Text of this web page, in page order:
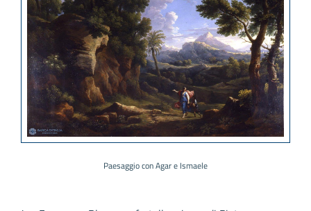
Paesaggio con Agar e Ismaele